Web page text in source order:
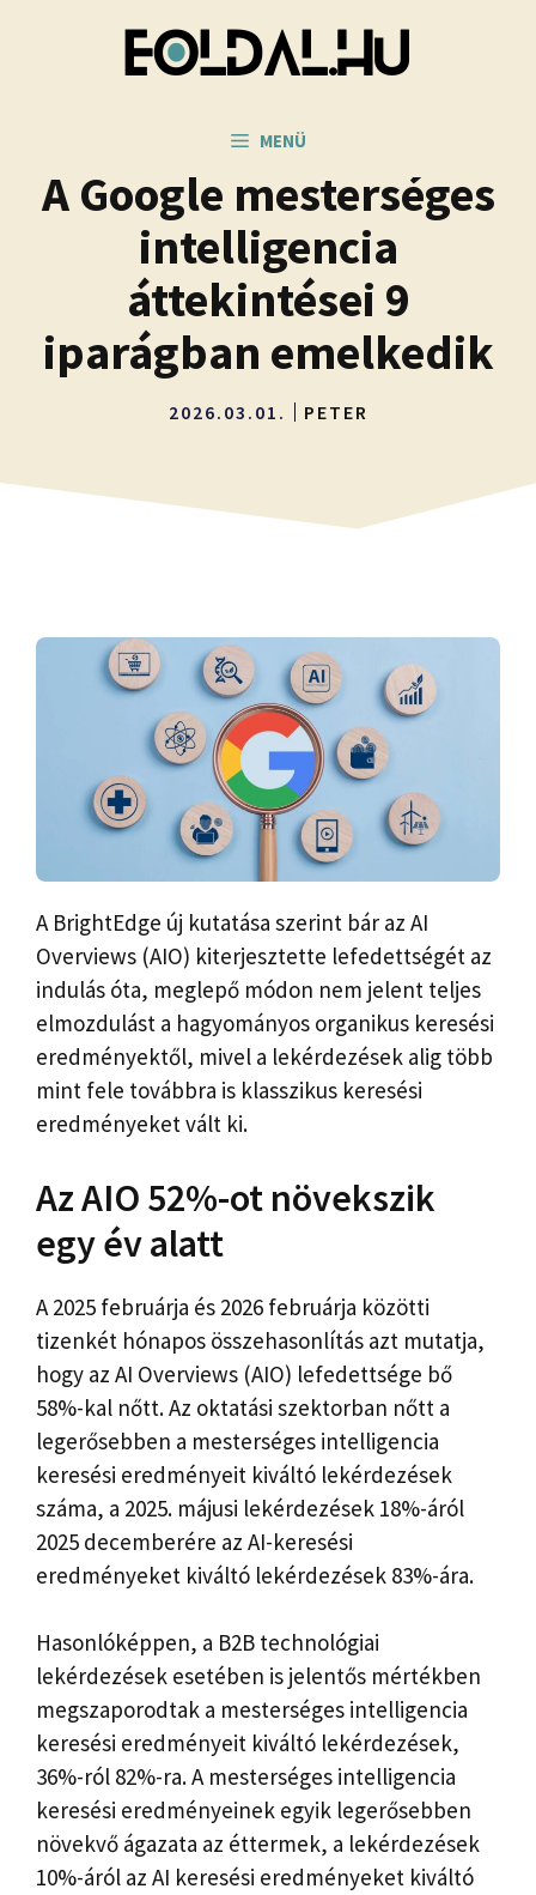
MENÜ
A Google mesterséges
intelligencia
áttekintései 9
iparágban emelkedik
2026.03.01. PETER
A BrightEdge új kutatása szerint bár az AI
Overviews (AIO) kiterjesztette lefedettségét az
indulás óta, meglepő módon nem jelent teljes
elmozdulást a hagyományos organikus keresési
eredményektől, mivel a lekérdezések alig több
mint fele továbbra is klasszikus keresési
eredményeket vált ki.
Az AIO 52%-ot növekszik
egy év alatt
A 2025 februárja és 2026 februárja közötti
tizenkét hónapos összehasonlítás azt mutatja,
hogy az AI Overviews (AIO) lefedettsége bő
58%-kal nőtt. Az oktatási szektorban nőtt a
legerősebben a mesterséges intelligencia
keresési eredményeit kiváltó lekérdezések
száma, a 2025. májusi lekérdezések 18%-áról
2025 decemberére az AI-keresési
eredményeket kiváltó lekérdezések 83%-ára.
Hasonlóképpen, a B2B technológiai
lekérdezések esetében is jelentős mértékben
megszaporodtak a mesterséges intelligencia
keresési eredményeit kiváltó lekérdezések,
36%-ról 82%-ra. A mesterséges intelligencia
keresési eredményeinek egyik legerősebben
növekvő ágazata az éttermek, a lekérdezések
10%-áról az AI keresési eredményeket kiváltó